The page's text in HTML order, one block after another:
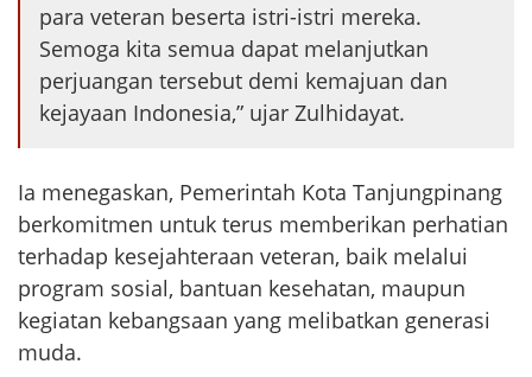
para veteran beserta istri-istri mereka.
Semoga kita semua dapat melanjutkan
perjuangan tersebut demi kemajuan dan
kejayaan Indonesia,” ujar Zulhidayat.
Ia menegaskan, Pemerintah Kota Tanjungpinang
berkomitmen untuk terus memberikan perhatian
terhadap kesejahteraan veteran, baik melalui
program sosial, bantuan kesehatan, maupun
kegiatan kebangsaan yang melibatkan generasi
muda.